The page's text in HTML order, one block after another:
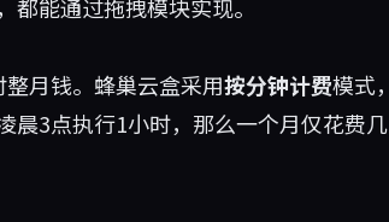
能通过拖拽模块实现。
月钱。蜂巢云盒采用按分钟计费模式，
晨3点执行1小时，那么一个月仅花费几